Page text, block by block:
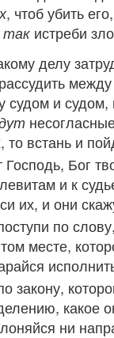
, чтоб убить
так истреби
делу
судом и
то встань и
Господь, Бог
и к
их, и они
по
месте,
закону,
какое
ни